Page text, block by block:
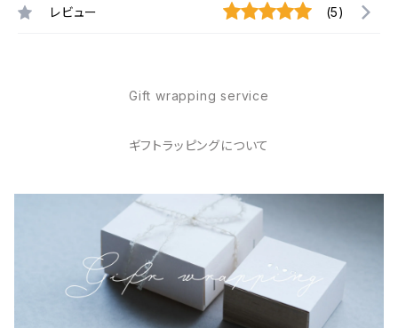
レビュー (5)
Gift wrapping service
ギフトラッピングについて